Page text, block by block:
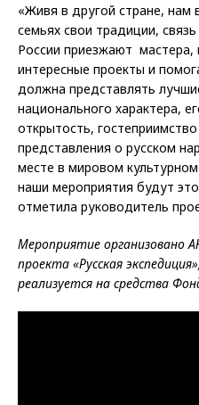
«Живя в другой стране, нам
семьях свои традиции,
России приезжают
интересные проекты и
должна представлять
национального характера,
открытость,
представления о русском
месте в мировом
наши мероприятия будут
отметила руководитель
Мероприятие организовано
проекта «Русская
реализуется на средства